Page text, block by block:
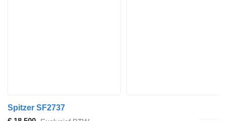
Spitzer SF2737